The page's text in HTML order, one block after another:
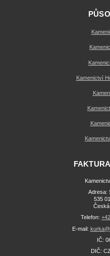
Kamenictví
Adresa:
535
Telefon:
E-mail:
IČ:
DIČ: